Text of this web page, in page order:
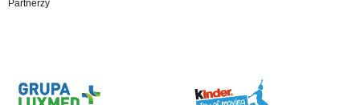
Partnerzy